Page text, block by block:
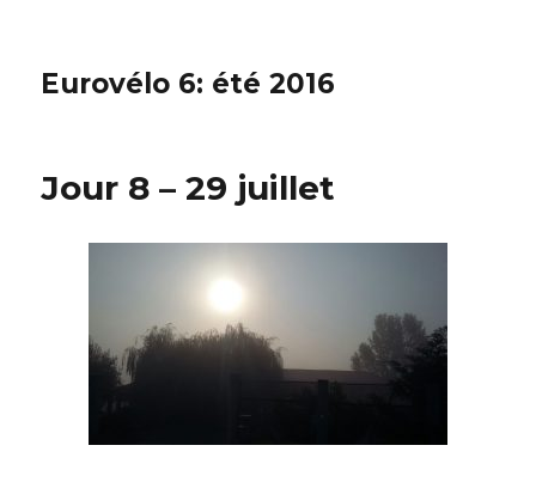
Eurovélo 6: été 2016
Jour 8 – 29 juillet